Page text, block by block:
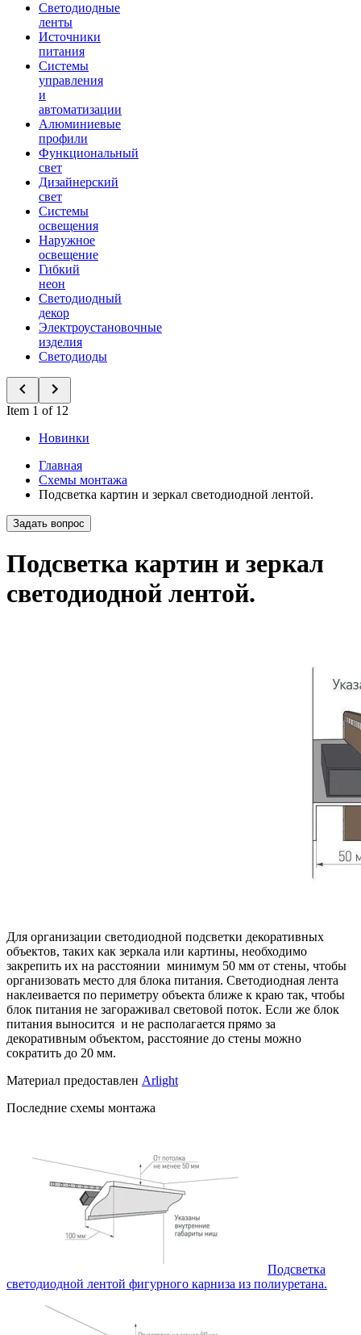
Светодиодные
ленты
Источники
питания
Системы
управления
и
автоматизации
Алюминиевые
профили
Функциональный
свет
Дизайнерский
свет
Системы
освещения
Наружное
освещение
Гибкий
неон
Светодиодный
декор
Электроустановочные
изделия
Светодиоды
Item 1 of 12
Новинки
Главная
Схемы монтажа
Подсветка картин и зеркал светодиодной лентой.
Задать вопрос
Подсветка картин и зеркал
светодиодной лентой.
Для организации светодиодной подсветки декоративных
объектов, таких как зеркала или картины, необходимо
закрепить их на расстоянии минимум 50 мм от стены, чтобы
организовать место для блока питания. Светодиодная лента
наклеивается по периметру объекта ближе к краю так, чтобы
блок питания не загораживал световой поток. Если же блок
питания выносится и не располагается прямо за
декоративным объектом, расстояние до стены можно
сократить до 20 мм.
Материал предоставлен Arlight
Последние схемы монтажа
Подсветка
светодиодной лентой фигурного карниза из полиуретана.